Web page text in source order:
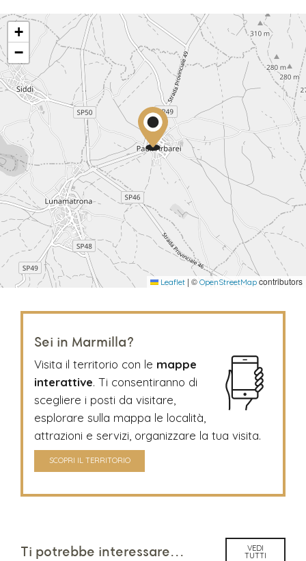
+
−
Leaflet | © OpenStreetMap contributors
Sei in Marmilla?
Visita il territorio con le mappe
interattive. Ti consentiranno di
scegliere i posti da visitare,
esplorare sulla mappa le località,
attrazioni e servizi, organizzare la tua visita.
SCOPRI IL TERRITORIO
Ti potrebbe interessare... VEDI
TUTTI